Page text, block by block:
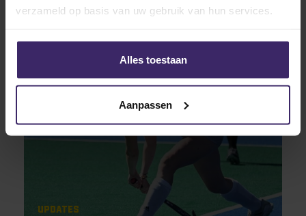
verzameld op basis van uw gebruik van hun services.
Alles toestaan
Aanpassen
Updates
30
Updates